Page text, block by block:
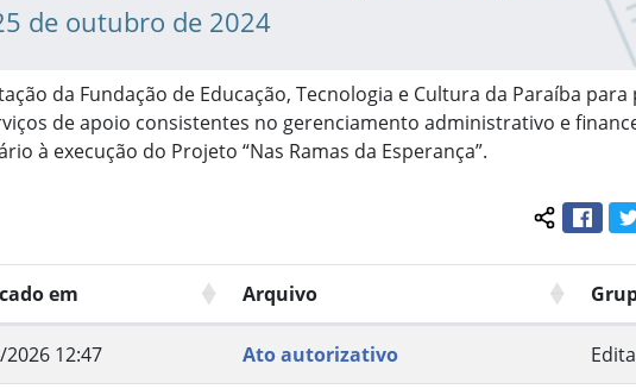
de outubro de 2024
da Fundação de Educação, Tecnologia e Cultura da Paraíba
de apoio consistentes no gerenciamento administrativo e
à execução do Projeto “Nas Ramas da Esperança”.
em Arquivo
12:47 Ato autorizativo